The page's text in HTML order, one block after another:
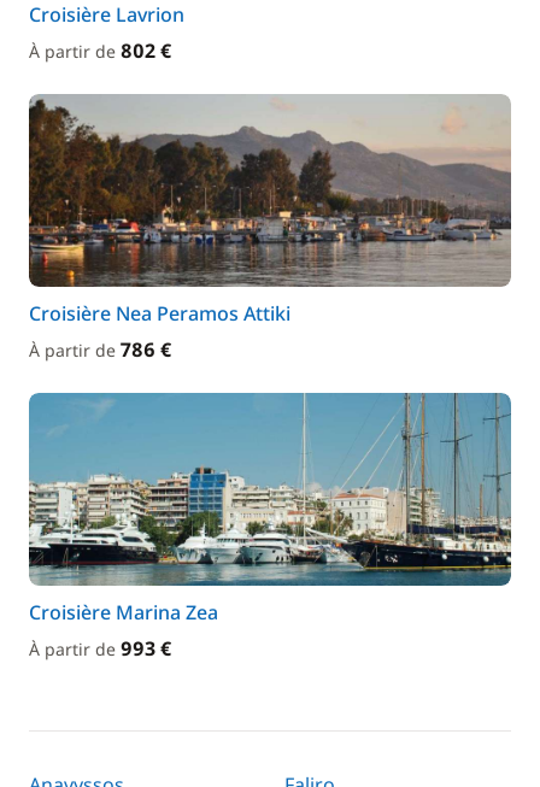
Croisière Lavrion
À partir de 802 €
Croisière Nea Peramos Attiki
À partir de 786 €
Croisière Marina Zea
À partir de 993 €